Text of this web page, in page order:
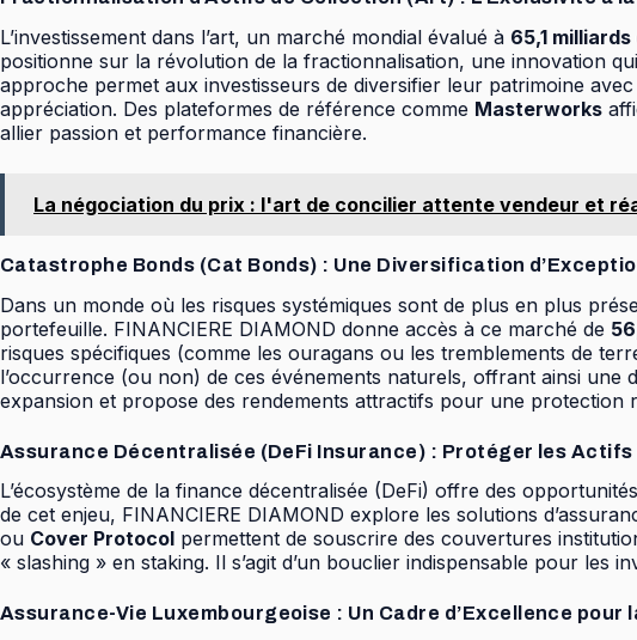
L’investissement dans l’art, un marché mondial évalué à 65,1
positionne sur la révolution de la fractionnalisation, une innovation
approche permet aux investisseurs de diversifier leur patrimoine
appréciation. Des plateformes de référence comme Masterworks
allier passion et performance financière.
La négociation du prix : l'art de concilier attente vendeur et
Catastrophe Bonds (Cat Bonds) : Une Diversification
Dans un monde où les risques systémiques sont de plus en plus
portefeuille. FINANCIERE DIAMOND donne accès à ce marché de
risques spécifiques (comme les ouragans ou les tremblements de
l’occurrence (ou non) de ces événements naturels, offrant ainsi
expansion et propose des rendements attractifs pour une protection
Assurance Décentralisée (DeFi Insurance) : Protéger les Actifs
L’écosystème de la finance décentralisée (DeFi) offre des
de cet enjeu, FINANCIERE DIAMOND explore les solutions
ou Cover Protocol permettent de souscrire des couvertures
« slashing » en staking. Il s’agit d’un bouclier indispensable pour les
Assurance-Vie Luxembourgeoise : Un Cadre d’Excellence pour